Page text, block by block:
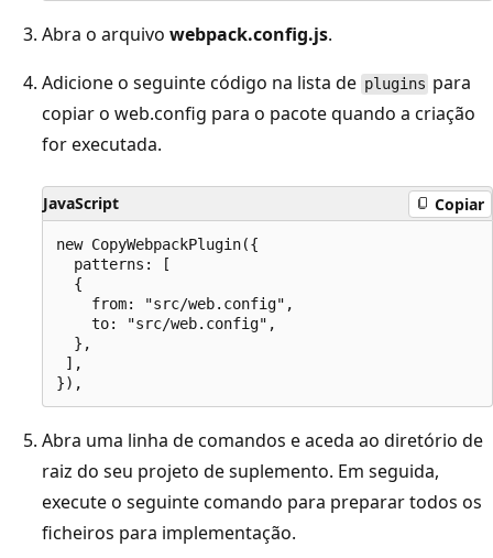
Abra o arquivo webpack.config.js.
Adicione o seguinte código na lista de plugins para
copiar o web.config para o pacote quando a criação
for executada.
JavaScript Copiar
new CopyWebpackPlugin({
  patterns: [
  {
    from: "src/web.config",
    to: "src/web.config",
  },
],
Abra uma linha de comandos e aceda ao diretório de
raiz do seu projeto de suplemento. Em seguida,
execute o seguinte comando para preparar todos os
ficheiros para implementação.